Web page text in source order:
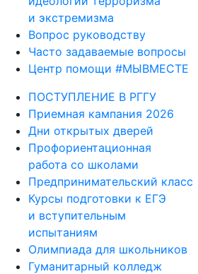
и экстремизма
Вопрос руководству
Часто задаваемые вопросы
Центр помощи #МЫВМЕСТЕ
ПОСТУПЛЕНИЕ В РГГУ
Приемная кампания 2026
Дни открытых дверей
Профориентационная
работа со школами
Предпринимательский класс
Курсы подготовки к ЕГЭ
и вступительным
испытаниям
Олимпиада для школьников
Гуманитарный колледж